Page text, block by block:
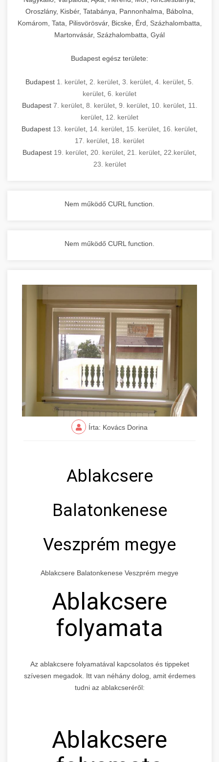
Oroszlány, Kisbér, Tatabánya, Pannonhalma, Bábolna,
Komárom, Tata, Pilisvörösvár, Bicske, Érd, Százhalombatta,
Martonvásár, Százhalombatta, Gyál
Budapest egész területe:
Budapest 1. kerület 2. kerület 3. kerület 4. kerület 5.
kerület 6. kerület
Budapest 7. kerület, 8. kerület, 9. kerület, 10. kerület, 11.
kerület 12. kerület
Budapest 13. kerület 14. kerület 15. kerület 16. kerület
17. kerület 18. kerület
Budapest 19. kerület 20. kerület 21. kerület 22.kerület
23. kerület
Nem működő CURL function.
Nem működő CURL function.
Írta: Kovács Dorina
Ablakcsere
Balatonkenese
Veszprém megye
Ablakcsere Balatonkenese Veszprém megye
Ablakcsere
folyamata
Az ablakcsere folyamatával kapcsolatos és tippeket
szívesen megadok. Itt van néhány dolog, amit érdemes
tudni az ablakcseréről:
Ablakcsere